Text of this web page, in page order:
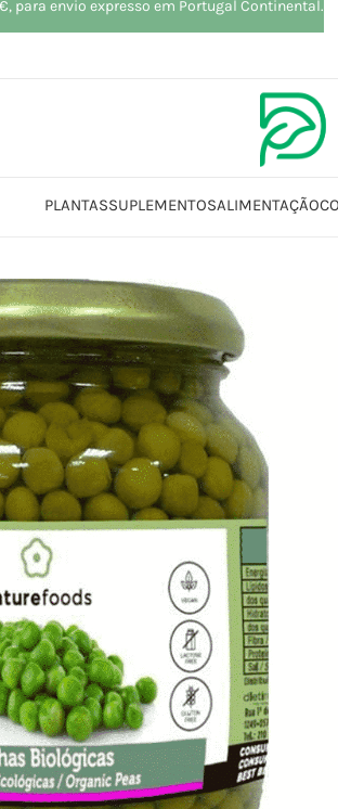
PLANTASSUPLEMENTOSALIMENTAÇÃO
para envio expresso em Portugal Continental.